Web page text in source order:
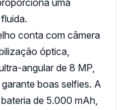
conta com câmera
óptica,
angular de 8 MP,
boas selfies. A
de 5.000 mAh,